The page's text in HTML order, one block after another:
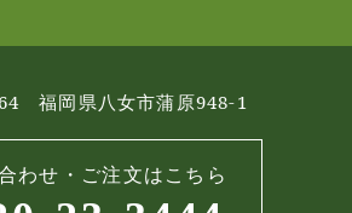
福岡県八女市蒲原948-1
わせ・ご注文はこちら